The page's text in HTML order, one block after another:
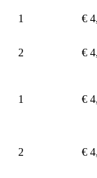
1 €
2 €
1 €
2 €